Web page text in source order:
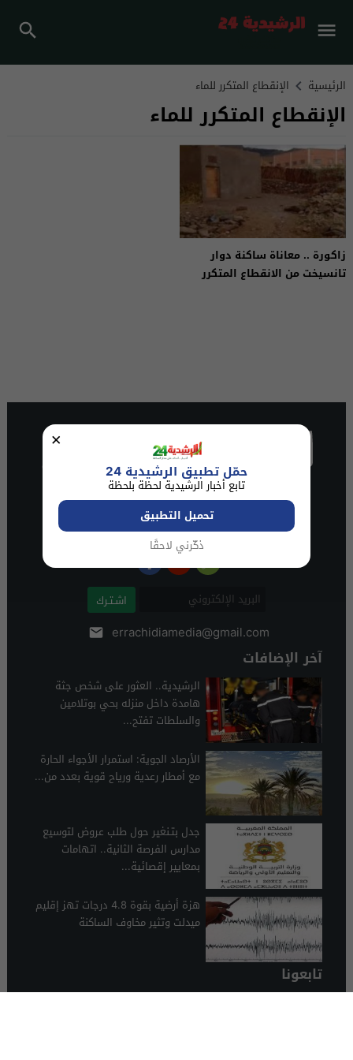
الرئيسية الإنقطاع المتكرر للماء
الإنقطاع المتكرر للماء
زاكورة .. معاناة ساكنة دوار
تانسيخت من الانقطاع المتكرر
اشـتـرك
errachidiamedia@gmail.com
آخر الإضافات
الرشيدية.. العثور على شخص جثة
هامدة داخل منزله بحي بوتلامين
والسلطات تفتح...
الأرصاد الجوية: استمرار الأجواء الحارة
مع أمطار رعدية ورياح قوية بعدد من...
جدل بتـنغير حول طلب عروض لتوسيع
مدارس الفرصة الثانية.. اتهامات
بمعايير إقصائية...
هزة أرضية بقوة 4.8 درجات تهز إقليم
ميدلت وتثير مخاوف الساكنة
تابعونا
×
حمّل تطبيق الرشيدية 24
تابع أخبار الرشيدية لحظة بلحظة
تحميل التطبيق
ذكّرني لاحقًا